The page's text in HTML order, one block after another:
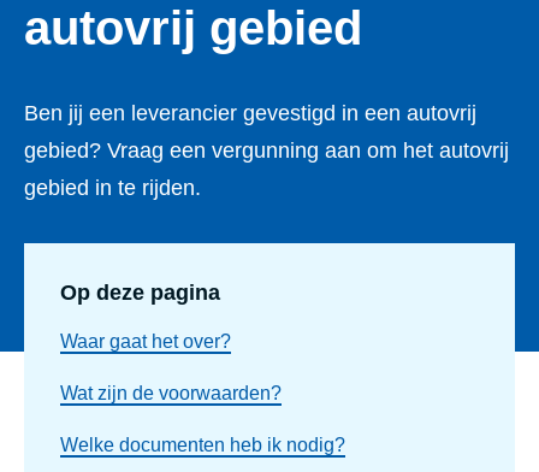
autovrij gebied
Ben jij een leverancier gevestigd in een autovrij
gebied? Vraag een vergunning aan om het autovrij
gebied in te rijden.
Op deze pagina
Waar gaat het over?
Wat zijn de voorwaarden?
Welke documenten heb ik nodig?